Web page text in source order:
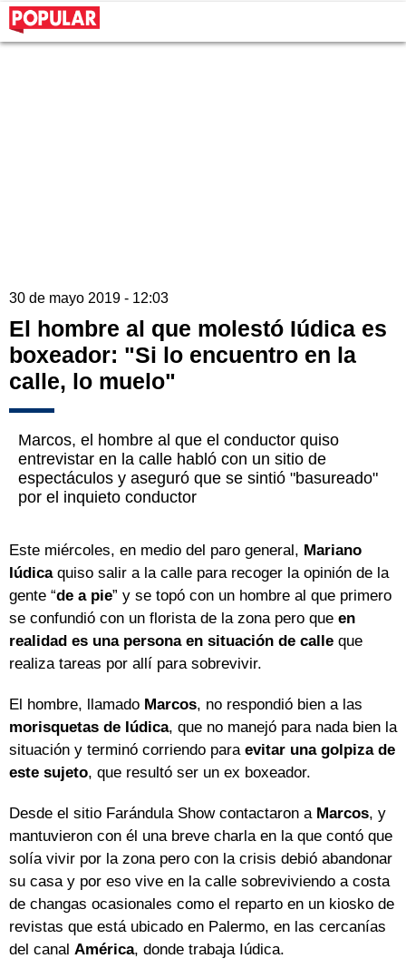
30 de mayo 2019 - 12:03
El hombre al que molestó Iúdica es
boxeador: "Si lo encuentro en la
calle, lo muelo"
Marcos, el hombre al que el conductor quiso
entrevistar en la calle habló con un sitio de
espectáculos y aseguró que se sintió "basureado"
por el inquieto conductor
Este miércoles, en medio del paro general, Mariano
Iúdicaquiso salir a la calle para recoger la opinión de la
gente “de a pie” y se topó con un hombre al que primero
se confundió con un florista de la zona pero que en
realidad es una persona en situación de calle que
realiza tareas por allí para sobrevivir.
El hombre, llamado Marcos, no respondió bien a las
morisquetas de Iúdica, que no manejó para nada bien la
situación y terminó corriendo para evitar una golpiza de
este sujeto, que resultó ser un ex boxeador.
Desde el sitio Farándula Show contactaron a Marcos, y
mantuvieron con él una breve charla en la que contó que
solía vivir por la zona pero con la crisis debió abandonar
su casa y por eso vive en la calle sobreviviendo a costa
de changas ocasionales como el reparto en un kiosko de
revistas que está ubicado en Palermo, en las cercanías
del canal América, donde trabaja Iúdica.